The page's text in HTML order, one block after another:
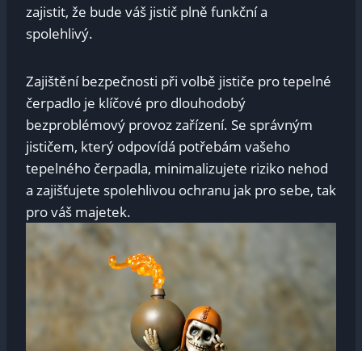
zajistit,⁢ že bude váš jistič plně funkční a
spolehlivý.
Zajištění bezpečnosti​ při volbě jističe pro tepelné
čerpadlo​ je klíčové pro dlouhodobý
bezproblémový provoz zařízení. Se správným
⁣jističem,⁢ který odpovídá potřebám vašeho
tepelného ⁤čerpadla, minimalizujete riziko nehod
a ​zajišťujete​ spolehlivou ochranu jak pro sebe, tak‍
pro⁢ váš majetek.